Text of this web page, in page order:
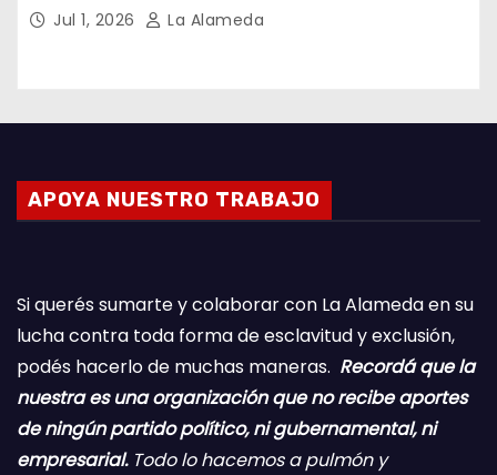
Jul 1, 2026 La Alameda
APOYA NUESTRO TRABAJO
Si querés sumarte y colaborar con La Alameda en su
lucha contra toda forma de esclavitud y exclusión,
podés hacerlo de muchas maneras. Recordá que la
nuestra es una organización que no recibe aportes
de ningún partido político, ni gubernamental, ni
empresarial.Todo lo hacemos a pulmón y